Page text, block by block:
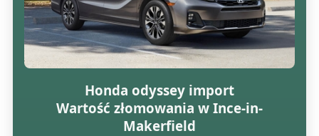
Honda odyssey import
Wartość złomowania w Ince-in-
Makerfield